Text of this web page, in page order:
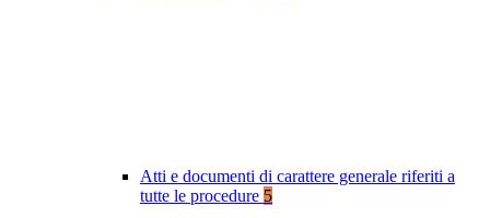
Atti e documenti di carattere generale riferiti a
tutte le procedure 5